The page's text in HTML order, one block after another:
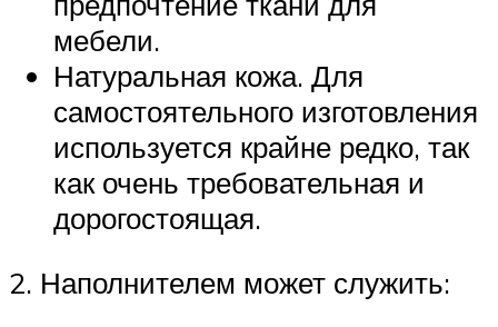
мебели.
Натуральная кожа. Для
самостоятельного изготовления
используется крайне редко, так
как очень требовательная и
дорогостоящая.
2. Наполнителем может служить: